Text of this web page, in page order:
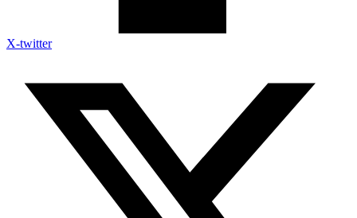
X-twitter